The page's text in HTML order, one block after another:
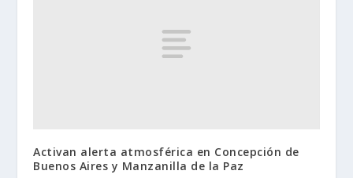
Activan alerta atmosférica en Concepción de
Buenos Aires y Manzanilla de la Paz